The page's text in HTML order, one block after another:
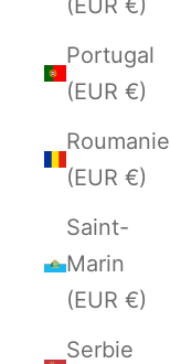
Portugal
(EUR €)
Roumanie
(EUR €)
Saint-
Marin
(EUR €)
Serbie